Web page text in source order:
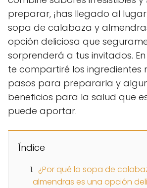
preparar, ¡has llegado al
sopa de calabaza y
opción deliciosa que
sorprenderá a tus invitados.
te compartiré los ingredientes
pasos para prepararla y
beneficios para la salud que
puede aportar.
Índice
¿Por qué la sopa de
almendras es una opción